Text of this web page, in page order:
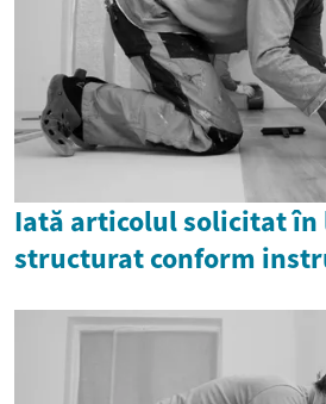
Iată articolul solicitat în
structurat conform